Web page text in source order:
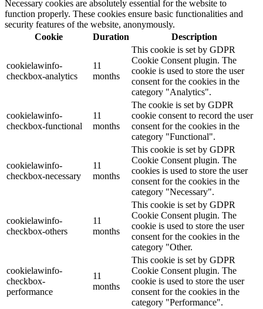
Necessary cookies are absolutely essential for the website to
function properly. These cookies ensure basic functionalities and
security features of the website, anonymously.
Cookie
Duration Description
cookielawinfo-
checkbox-analytics
11
months
This cookie is set by GDPR
Cookie Consent plugin. The
cookie is used to store the user
consent for the cookies in the
category "Analytics".
cookielawinfo-
checkbox-functional
11
months
The cookie is set by GDPR
cookie consent to record the user
consent for the cookies in the
category "Functional".
cookielawinfo-
checkbox-necessary
11
months
This cookie is set by GDPR
Cookie Consent plugin. The
cookies is used to store the user
consent for the cookies in the
category "Necessary".
cookielawinfo-
checkbox-others
11
months
This cookie is set by GDPR
Cookie Consent plugin. The
cookie is used to store the user
consent for the cookies in the
category "Other.
cookielawinfo-
checkbox-
performance
11
months
This cookie is set by GDPR
Cookie Consent plugin. The
cookie is used to store the user
consent for the cookies in the
category "Performance".